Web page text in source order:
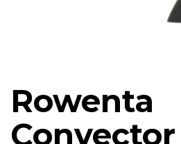
Rowenta
Convector